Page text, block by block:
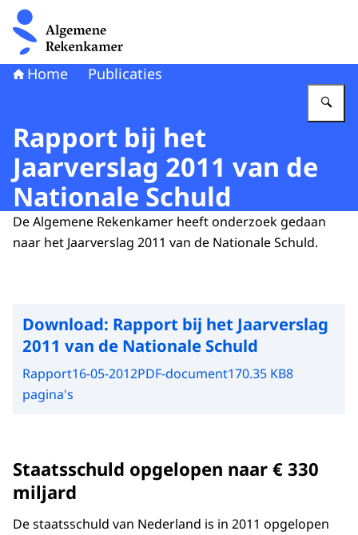
Naar de homepage van Algemene Rekenkamer
Home Publicaties
Rapport bij het
Jaarverslag 2011 van de
Nationale Schuld
De Algemene Rekenkamer heeft onderzoek gedaan
naar het Jaarverslag 2011 van de Nationale Schuld.
Download: Rapport bij het Jaarverslag
2011 van de Nationale Schuld
Rapport16-05-2012PDF-document170.35 KB8
pagina's
Staatsschuld opgelopen naar € 330
miljard
De staatsschuld van Nederland is in 2011 opgelopen